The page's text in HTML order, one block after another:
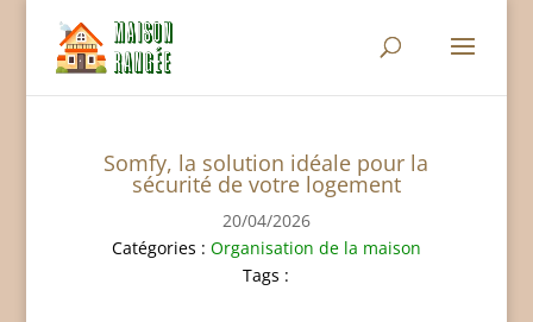
Somfy, la solution idéale pour la
sécurité de votre logement
20/04/2026
Catégories : Organisation de la maison
Tags :